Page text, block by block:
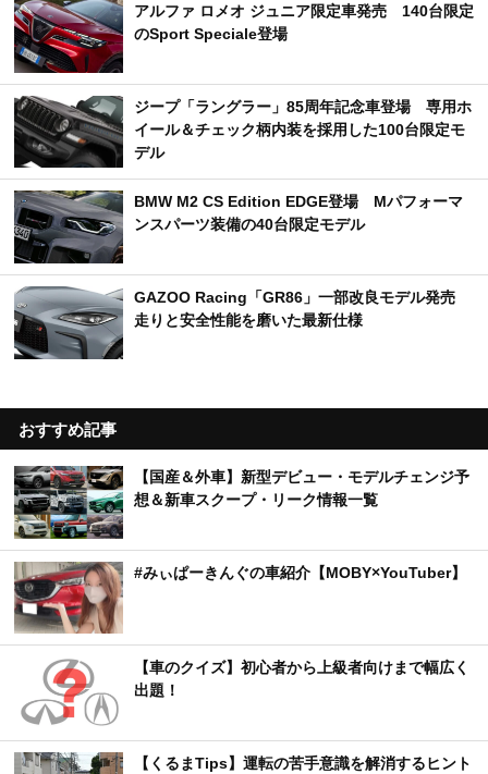
アルファ ロメオ ジュニア限定車発売 140台限定
のSport Speciale登場
ジープ「ラングラー」85周年記念車登場 専用ホ
イール＆チェック柄内装を採用した100台限定モ
デル
BMW M2 CS Edition EDGE登場 Mパフォーマ
ンスパーツ装備の40台限定モデル
GAZOO Racing「GR86」一部改良モデル発売
走りと安全性能を磨いた最新仕様
おすすめ記事
【国産＆外車】新型デビュー・モデルチェンジ予
想＆新車スクープ・リーク情報一覧
#みぃぱーきんぐの車紹介【MOBY×YouTuber】
【車のクイズ】初心者から上級者向けまで幅広く
出題！
【くるまTips】運転の苦手意識を解消するヒント